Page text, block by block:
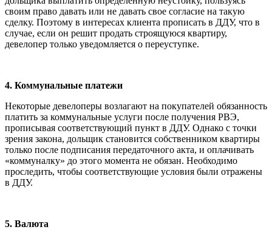
своим право давать или не давать свое согласие на такую
сделку. Поэтому в интересах клиента прописать в ДДУ, что в
случае, если он решит продать строящуюся квартиру,
девелопер только уведомляется о переуступке.
4. Коммунальные платежи
Некоторые девелоперы возлагают на покупателей обязанность
платить за коммунальные услуги после получения РВЭ,
прописывая соответствующий пункт в ДДУ. Однако с точки
зрения закона, дольщик становится собственником квартиры
только после подписания передаточного акта, и оплачивать
«коммуналку» до этого момента не обязан. Необходимо
проследить, чтобы соответствующие условия были отражены
в ДДУ.
5. Валюта